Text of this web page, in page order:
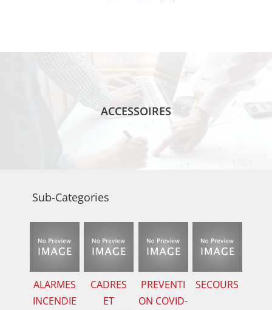
ACCESSOIRES
Sub-Categories
ALARMES
INCENDIE
CADRES
ET
PREVENTI
ON COVID-
SECOURS